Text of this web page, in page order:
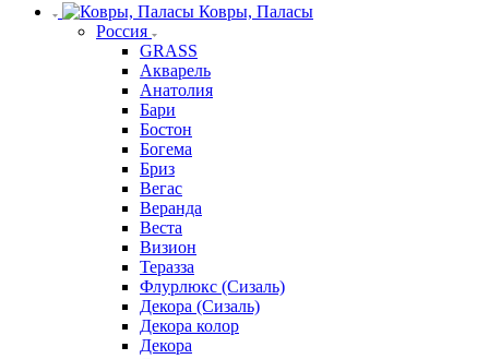
Ковры, Паласы
Россия
GRASS
Акварель
Анатолия
Бари
Бостон
Богема
Бриз
Вегас
Веранда
Веста
Визион
Теразза
Флурлюкс (Сизаль)
Декора (Сизаль)
Декора колор
Декора